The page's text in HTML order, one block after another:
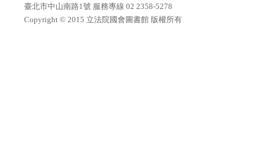
臺北市中山南路1號 服務專線 02 2358-5278
Copyright © 2015 立法院國會圖書館 版權所有